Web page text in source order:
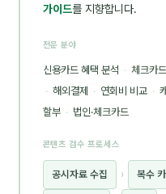
가이드를 지향합니다.
전문 분야
신용카드 혜택 분석 · 체크카드
· 해외결제 · 연회비 비교 ·
할부 · 법인·체크카드
콘텐츠 검수 프로세스
공시자료 수집 › 복수